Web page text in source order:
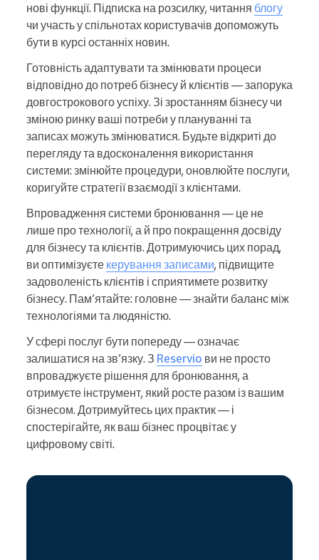
нові функції. Підписка на розсилку, читання блогу
чи участь у спільнотах користувачів допоможуть
бути в курсі останніх новин.
Готовність адаптувати та змінювати процеси
відповідно до потреб бізнесу й клієнтів — запорука
довгострокового успіху. Зі зростанням бізнесу чи
зміною ринку ваші потреби у плануванні та
записах можуть змінюватися. Будьте відкриті до
перегляду та вдосконалення використання
системи: змінюйте процедури, оновлюйте послуги,
коригуйте стратегії взаємодії з клієнтами.
Впровадження системи бронювання — це не
лише про технології, а й про покращення досвіду
для бізнесу та клієнтів. Дотримуючись цих порад,
ви оптимізуєте керування записами, підвищите
задоволеність клієнтів і сприятимете розвитку
бізнесу. Пам’ятайте: головне — знайти баланс між
технологіями та людяністю.
У сфері послуг бути попереду — означає
залишатися на зв’язку. З Reservio ви не просто
впроваджуєте рішення для бронювання, а
отримуєте інструмент, який росте разом із вашим
бізнесом. Дотримуйтесь цих практик — і
спостерігайте, як ваш бізнес процвітає у
цифровому світі.